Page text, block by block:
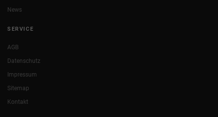
News
SERVICE
AGB
Datenschutz
Impressum
Sitemap
Kontakt